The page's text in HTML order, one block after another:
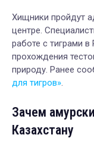
Хищники пройдут
центре.
работе с тиграми
прохождения
природу. Ранее
для тигров».
Зачем
Казахстану